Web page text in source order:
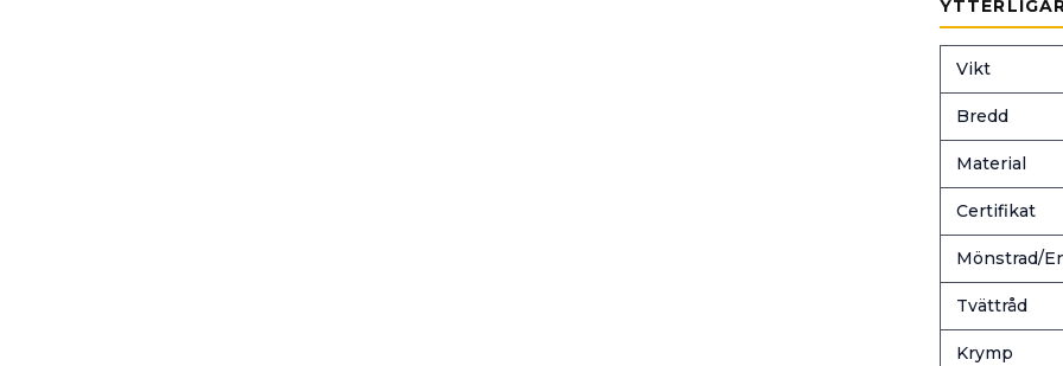
Vikt
Bredd
Material
Certifikat
Mönstrad/
Tvättråd
Krymp